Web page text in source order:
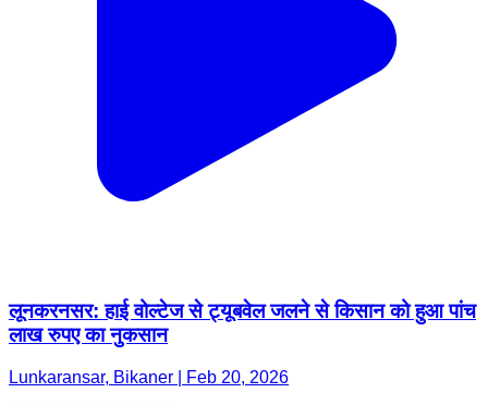
लूनकरनसर: हाई वोल्टेज से ट्यूबवेल जलने से किसान को हुआ पांच
लाख रुपए का नुकसान
Lunkaransar, Bikaner | Feb 20, 2026